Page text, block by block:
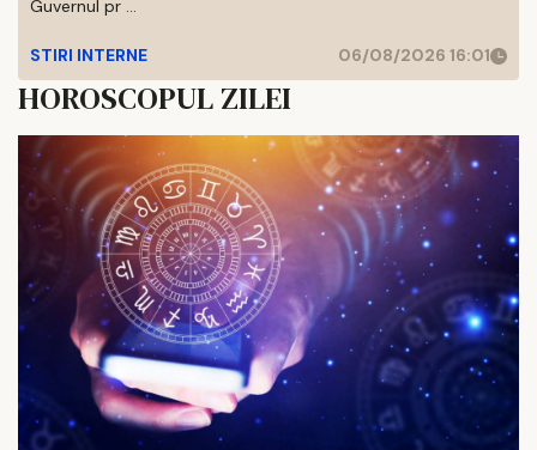
Guvernul pr ...
STIRI INTERNE 06/08/2026 16:01
HOROSCOPUL ZILEI